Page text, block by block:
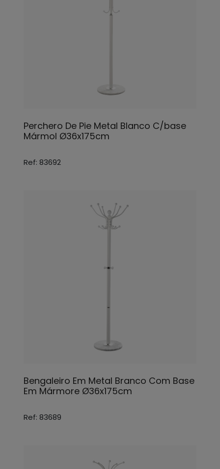
Perchero De Pie Metal Blanco C/base
Mármol Ø36x175cm
Ref: 83692
Bengaleiro Em Metal Branco Com Base
Em Mármore Ø36x175cm
Ref: 83689